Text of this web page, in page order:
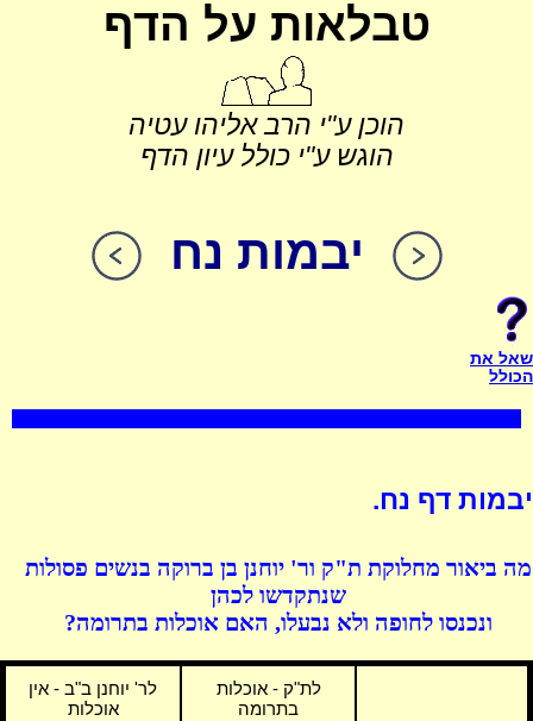
טבלאות על הדף
הוכן ע"י הרב אליהו עטיה
הוגש ע"י כולל עיון הדף
יבמות נח
שאל את
הכולל
יבמות דף נח.
מה ביאור מחלוקת ת"ק ור' יוחנן בן ברוקה בנשים פסולות
שנתקדשו לכהן
ונכנסו לחופה ולא נבעלו, האם אוכלות בתרומה?
לת"ק - אוכלות
בתרומה
לר' יוחנן ב"ב - אין
אוכלות